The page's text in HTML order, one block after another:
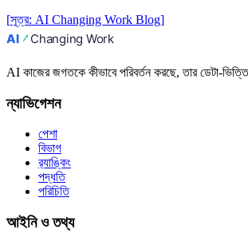
[সূত্র: AI Changing Work Blog]
AI কাজের জগতকে কীভাবে পরিবর্তন করছে, তার ডেটা-
ন্যাভিগেশন
পেশা
বিভাগ
র‍্যাঙ্কিং
পদ্ধতি
পরিচিতি
আইনি ও তথ্য